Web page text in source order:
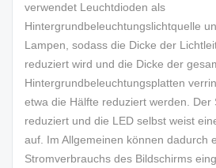
verwendet Leuchtdioden als
Hintergrundbeleuchtungslichtquelle
Lampen, sodass die Dicke der
reduziert wird und die Dicke der
Hintergrundbeleuchtungsplatten
etwa die Hälfte reduziert werden. Der
reduziert und die LED selbst weist
auf. Im Allgemeinen können dadurch
Stromverbrauchs des Bildschirms